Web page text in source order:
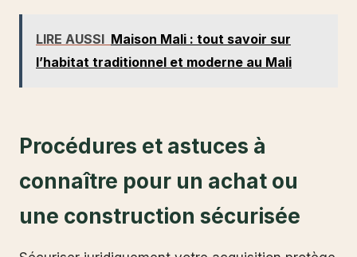
LIRE AUSSI Maison Mali : tout savoir sur
l’habitat traditionnel et moderne au Mali
Procédures et astuces à
connaître pour un achat ou
une construction sécurisée